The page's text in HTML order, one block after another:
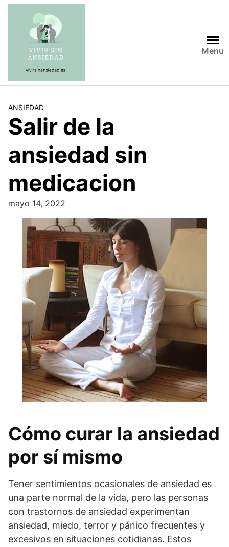
Saltar
contenido
Menu
ANSIEDAD
Salir de la
ansiedad sin
medicacion
mayo 14, 2022
Cómo curar la ansiedad
por sí mismo
Tener sentimientos ocasionales de ansiedad es
una parte normal de la vida, pero las personas
con trastornos de ansiedad experimentan
ansiedad, miedo, terror y pánico frecuentes y
excesivos en situaciones cotidianas. Estos